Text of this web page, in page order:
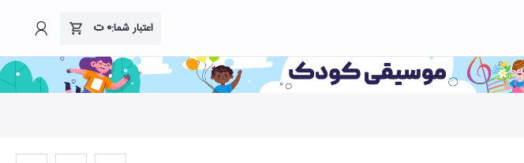
اعتبار شما:۰ت